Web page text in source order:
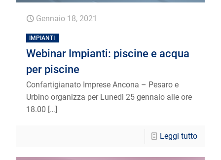
Gennaio 18, 2021
IMPIANTI
Webinar Impianti: piscine e acqua
per piscine
Confartigianato Imprese Ancona – Pesaro e
Urbino organizza per Lunedì 25 gennaio alle ore
18.00 […]
Leggi tutto